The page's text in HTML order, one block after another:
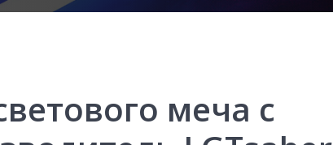
меча с